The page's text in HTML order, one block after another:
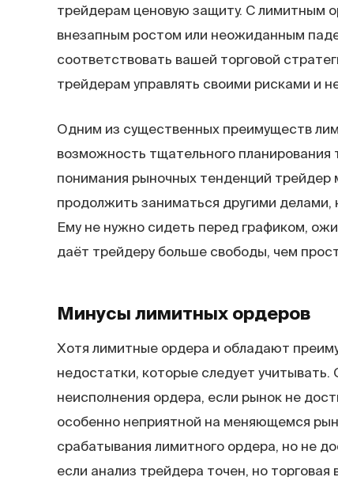
трейдерам ценовую защиту. С лимитным
внезапным ростом или неожиданным
соответствовать вашей торговой
трейдерам управлять своими рисками и
Одним из существенных преимуществ
возможность тщательного планирования
понимания рыночных тенденций
продолжить заниматься другими
Ему не нужно сидеть перед графиком,
даёт трейдеру больше свободы, чем
Минусы лимитных ордеров
Хотя лимитные ордера и обладают
недостатки, которые следует
неисполнения ордера, если рынок не
особенно неприятной на меняющемся
срабатывания лимитного ордера, но не
если анализ трейдера точен, но